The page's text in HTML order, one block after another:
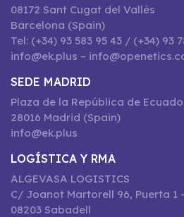
08172 Sant Cugat del Vallès
Barcelona (Spain)
Tel: (+34) 93 583 95 43 / (+34) 93
info@ek.plus –
SEDE MADRID
Plaza de la República de
28016 Madrid (Spain)
info@ek.plus
LOGÍSTICA Y RMA
ALGEVASA LOGISTICS
C/ Joanot Martorell 96, Puerta 1
08203 Sabadell